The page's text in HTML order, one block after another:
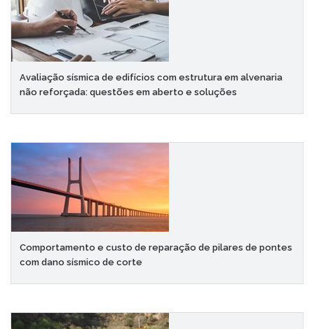
Avaliação sísmica de edifícios com estrutura em alvenaria
não reforçada: questões em aberto e soluções
Comportamento e custo de reparação de pilares de pontes
com dano sísmico de corte